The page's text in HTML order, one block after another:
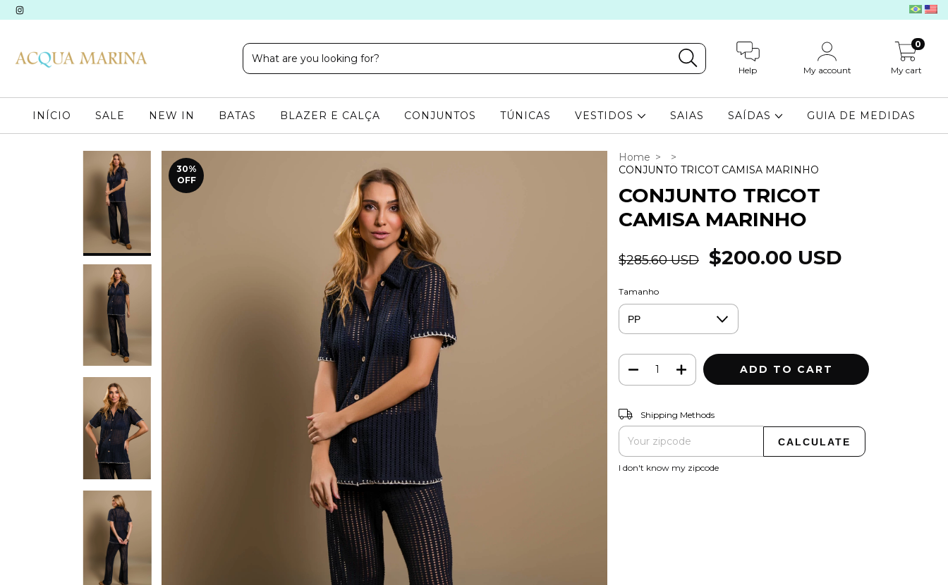
Help My account My cart
0
INÍCIO SALE NEW IN BATAS BLAZER E CALÇA CONJUNTOS TÚNICAS VESTIDOS SAIAS SAÍDAS GUIA DE MEDIDAS
30%
OFF
Home >
>
CONJUNTO TRICOT CAMISA MARINHO
CONJUNTO TRICOT
CAMISA MARINHO
$285.60 USD $200.00 USD
Tamanho
Shipping for zipcode:
Shipping Methods
CALCULATE
I don't know my zipcode